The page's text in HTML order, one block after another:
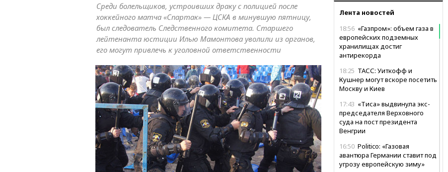
Лента новостей
18:56 «Газпром»: объем газа в
европейских подземных
хранилищах достиг
антирекорда
18:25 ТАСС: Уиткофф и
Кушнер могут вскоре посетить
Москву и Киев
17:43 «Тиса» выдвинула экс-
председателя Верховного
суда на пост президента
Венгрии
16:50 Politico: «Газовая
авантюра Германии ставит под
угрозу европейскую зиму»
Среди болельщиков, устроивших драку с полицией после
хоккейного матча «Спартак» — ЦСКА в минувшую пятницу,
был следователь Следственного комитета. Старшего
лейтенанта юстиции Илью Мамонтова уволили из органов,
его могут привлечь к уголовной ответственности